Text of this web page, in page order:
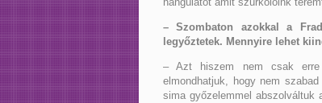
– Szombaton azokkal a
legyőztetek. Mennyire lehet
– Azt hiszem nem csak erre
elmondhatjuk, hogy nem
sima győzelemmel abszolváltuk